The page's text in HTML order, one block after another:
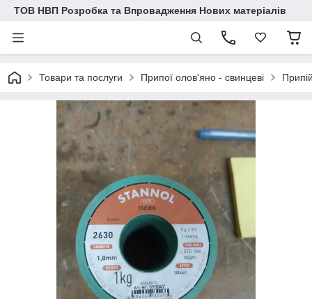
ТОВ НВП Розробка та Впровадження Нових матеріалів
Товари та послуги Припої олов'яно - свинцеві